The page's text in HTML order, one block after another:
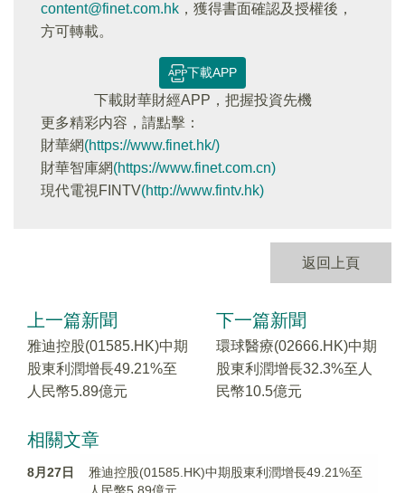
content@finet.com.hk ，獲得書面確認及授權後，
方可轉載。
下載APP
下載財華財經APP，把握投資先機
更多精彩内容，請點擊：
財華網(https://www.finet.hk/)
財華智庫網(https://www.finet.com.cn)
現代電視FINTV(http://www.fintv.hk)
返回上頁
上一篇新聞
雅迪控股(01585.HK)中期
股東利潤增長49.21%至
人民幣5.89億元
下一篇新聞
環球醫療(02666.HK)中期
股東利潤增長32.3%至人
民幣10.5億元
相關文章
8月27日
雅迪控股(01585.HK)中期股東利潤增長49.21%至